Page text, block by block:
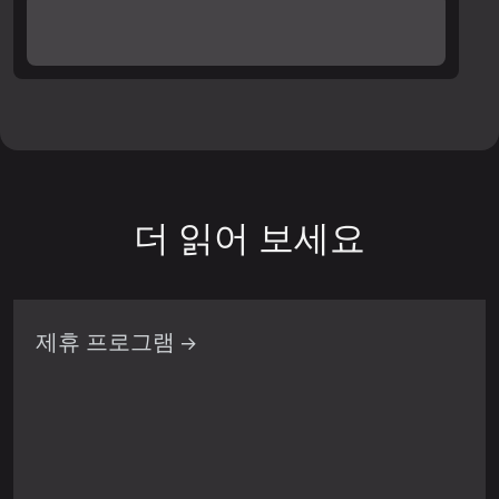
더 읽어 보세요
제휴 프로그램 →